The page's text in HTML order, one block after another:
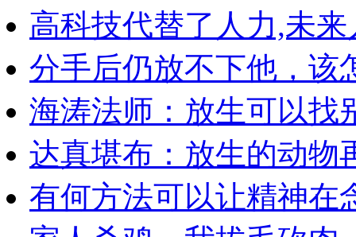
高科技代替了人力,未
分手后仍放不下他，该
海涛法师：放生可以找
达真堪布：放生的动物
有何方法可以让精神在